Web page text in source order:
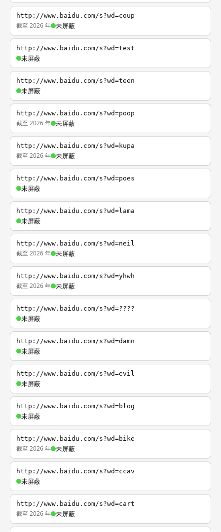
http://www.baidu.com/s?wd=coup
截至 2026 年 未屏蔽
http://www.baidu.com/s?wd=test
未屏蔽
http://www.baidu.com/s?wd=teen
未屏蔽
http://www.baidu.com/s?wd=poop
截至 2026 年 未屏蔽
http://www.baidu.com/s?wd=kupa
截至 2026 年 未屏蔽
http://www.baidu.com/s?wd=poes
未屏蔽
http://www.baidu.com/s?wd=lama
未屏蔽
http://www.baidu.com/s?wd=neil
截至 2026 年 未屏蔽
http://www.baidu.com/s?wd=yhwh
截至 2026 年 未屏蔽
http://www.baidu.com/s?wd=????
未屏蔽
http://www.baidu.com/s?wd=damn
未屏蔽
http://www.baidu.com/s?wd=evil
未屏蔽
http://www.baidu.com/s?wd=blog
未屏蔽
http://www.baidu.com/s?wd=bike
截至 2026 年 未屏蔽
http://www.baidu.com/s?wd=ccav
未屏蔽
http://www.baidu.com/s?wd=cart
截至 2026 年 未屏蔽